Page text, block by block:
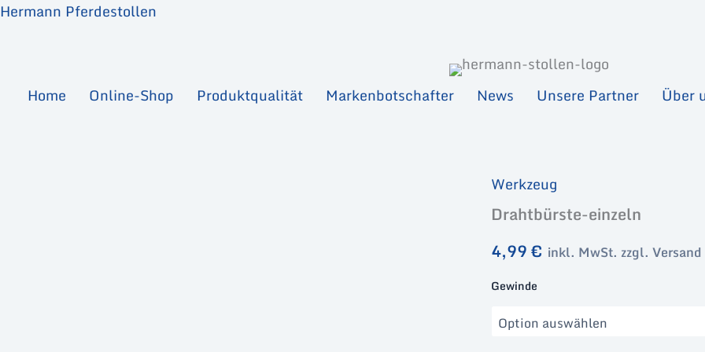
Zum
Hermann Pferdestollen
Home Online-Shop Produktqualität Markenbotschafter News Unsere Partner Über
Werkzeug
Drahtbürste-einzeln
4,99€ inkl. MwSt. zzgl. Versand
Gewinde